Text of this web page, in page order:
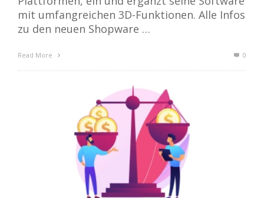
mit umfangreichen 3D-Funktionen. Alle Infos
zu den neuen Shopware …
Read More 0